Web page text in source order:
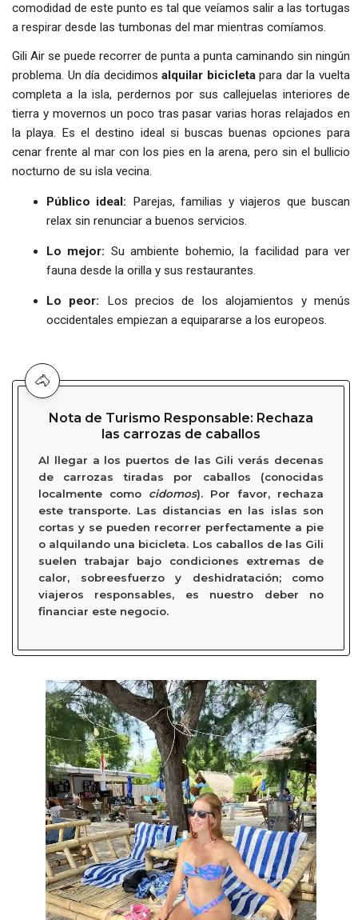
comodidad de este punto es tal que veíamos salir a las tortugas
a respirar desde las tumbonas del mar mientras comíamos.
Gili Air se puede recorrer de punta a punta caminando sin ningún
problema. Un día decidimosalquilar bicicletapara dar la vuelta
completa a la isla, perdernos por sus callejuelas interiores de
tierra y movernos un poco tras pasar varias horas relajados en
la playa. Es el destino ideal si buscas buenas opciones para
cenar frente al mar con los pies en la arena, pero sin el bullicio
nocturno de su isla vecina.
Público ideal: Parejas, familias y viajeros que buscan
relax sin renunciar a buenos servicios.
Lo mejor: Su ambiente bohemio, la facilidad para ver
fauna desde la orilla y sus restaurantes.
Lo peor: Los precios de los alojamientos y menús
occidentales empiezan a equipararse a los europeos.
🐴
Nota de Turismo Responsable: Rechaza
las carrozas de caballos
Al llegar a los puertos de las Gili verás decenas
de carrozas tiradas por caballos (conocidas
localmente como cidomos). Por favor, rechaza
este transporte. Las distancias en las islas son
cortas y se pueden recorrer perfectamente a pie
o alquilando una bicicleta. Los caballos de las Gili
suelen trabajar bajo condiciones extremas de
calor, sobreesfuerzo y deshidratación; como
viajeros responsables, es nuestro deber no
financiar este negocio.